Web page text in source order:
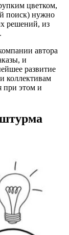
цветком,
поиск) нужно
решений, из
автора
и
развитие
коллективам
при этом и